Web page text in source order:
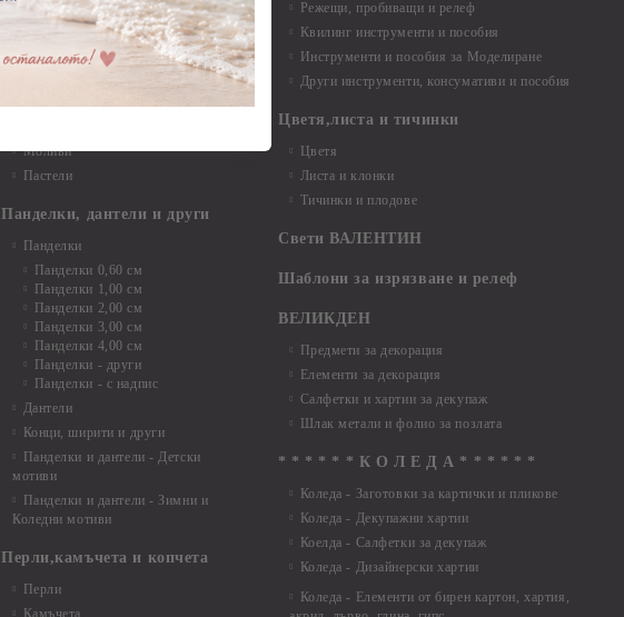
инструменти
Моливи, маркери, химикали,
пастели и восъци
Моливи
Пастели
Панделки, дантели и други
Панделки
Панделки 0,60 см
Панделки 1,00 см
Панделки 2,00 см
Панделки 3,00 см
Панделки 4,00 см
Панделки - други
Панделки - с надпис
Дантели
Конци, ширити и други
Панделки и дантели - Детски
мотиви
Панделки и дантели - Зимни и
Коледни мотиви
Перли,камъчета и копчета
Перли
Камъчета
Режещи, пробиващи и релеф
Квилинг инструменти и пособия
Инструменти и пособия за Моделиране
Други инструменти, консумативи и пособия
Цветя,листа и тичинки
Цветя
Листа и клонки
Тичинки и плодове
Свети ВАЛЕНТИН
Шаблони за изрязване и релеф
ВЕЛИКДЕН
Предмети за декорация
Елементи за декорация
Салфетки и хартии за декупаж
Шлак метали и фолио за позлата
* * * * * * К О Л Е Д А * * * * * *
Коледа - Заготовки за картички и пликове
Коледа - Декупажни хартии
Коелда - Салфетки за декупаж
Коледа - Дизайнерски хартии
Коледа - Eлементи от бирен картон, хартия,